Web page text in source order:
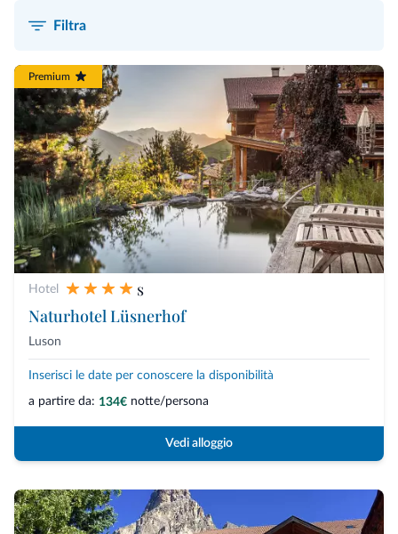
Filtra
Premium
Hotel
s
Naturhotel Lüsnerhof
Luson
Inserisci le date per conoscere la disponibilità
a partire da: 134€ notte/persona
Vedi alloggio